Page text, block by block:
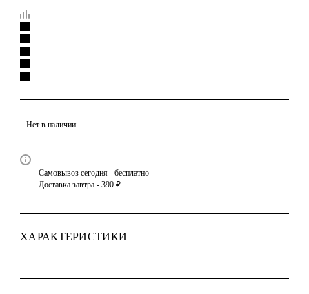
Нет в наличии
Самовывоз сегодня - бесплатно
Доставка завтра - 390 ₽
ХАРАКТЕРИСТИКИ